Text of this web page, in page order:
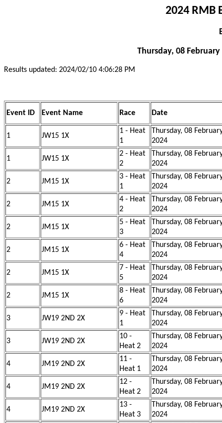
2024 RMB
Thursday, 08
Results updated: 2024/02/10 4:06:28 PM
Event ID Event Name Race Date
1 JW15 1X
1 - Heat
1
Thursday, 08
2024
1 JW15 1X
2 - Heat
2
Thursday, 08
2024
2 JM15 1X
3 - Heat
1
Thursday, 08
2024
2 JM15 1X
4 - Heat
2
Thursday, 08
2024
2 JM15 1X
5 - Heat
3
Thursday, 08
2024
2 JM15 1X
6 - Heat
4
Thursday, 08
2024
2 JM15 1X
7 - Heat
5
Thursday, 08
2024
2 JM15 1X
8 - Heat
6
Thursday, 08
2024
3 JW19 2ND 2X
9 - Heat
1
Thursday, 08
2024
3 JW19 2ND 2X
10 -
Heat 2
Thursday, 08
2024
4 JM19 2ND 2X
11 -
Heat 1
Thursday, 08
2024
4 JM19 2ND 2X
12 -
Heat 2
Thursday, 08
2024
4 JM19 2ND 2X
13 -
Heat 3
Thursday, 08
2024